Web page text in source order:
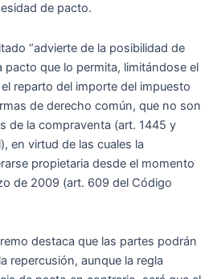
de pacto.
“advierte de la posibilidad de
pacto que lo permita, limitándose el
reparto del importe del impuesto
de derecho común, que no son
de la compraventa (art. 1445 y
en virtud de las cuales la
propietaria desde el momento
de 2009 (art. 609 del Código
destaca que las partes podrán
repercusión, aunque la regla